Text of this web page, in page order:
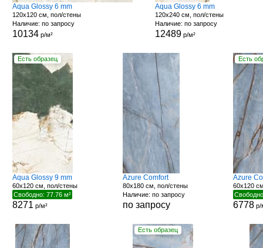
Aqua Glossy 6 mm
120x120 см, пол/стены
Наличие: по запросу
10134р/м²
Aqua Glossy 6 mm
120x240 см, пол/стены
Наличие: по запросу
12489 р/м²
Есть образец
Aqua Glossy 9 mm
60x120 см, пол/стены
Свободно: 77.76 м²
8271 р/м²
Azure Comfort
80x180 см, пол/стены
Наличие: по запросу
по запросу
Есть
Azure
60x120
6778 р/
Есть образец